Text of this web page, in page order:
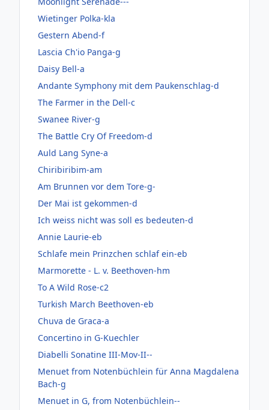
Wietinger Polka-kla
Gestern Abend-f
Lascia Ch'io Panga-g
Daisy Bell-a
Andante Symphony mit dem Paukenschlag-d
The Farmer in the Dell-c
Swanee River-g
The Battle Cry Of Freedom-d
Auld Lang Syne-a
Chiribiribim-am
Am Brunnen vor dem Tore-g-
Der Mai ist gekommen-d
Ich weiss nicht was soll es bedeuten-d
Annie Laurie-eb
Schlafe mein Prinzchen schlaf ein-eb
Marmorette - L. v. Beethoven-hm
To A Wild Rose-c2
Turkish March Beethoven-eb
Chuva de Graca-a
Concertino in G-Kuechler
Diabelli Sonatine III-Mov-II--
Menuet from Notenbüchlein für Anna Magdalena
Bach-g
Menuet in G, from Notenbüchlein--